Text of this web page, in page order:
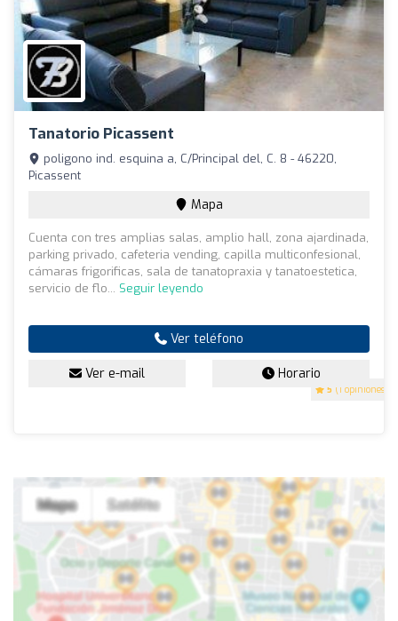
Tanatorio Picassent
5 (1 opiniones)
poligono ind. esquina a, C/Principal del, C. 8 - 46220,
Picassent
Mapa
Cuenta con tres amplias salas, amplio hall, zona ajardinada,
parking privado, cafeteria vending, capilla multiconfesional,
cámaras frigorificas, sala de tanatopraxia y tanatoestetica,
servicio de flo... Seguir leyendo
Ver teléfono
Ver e-mail Horario